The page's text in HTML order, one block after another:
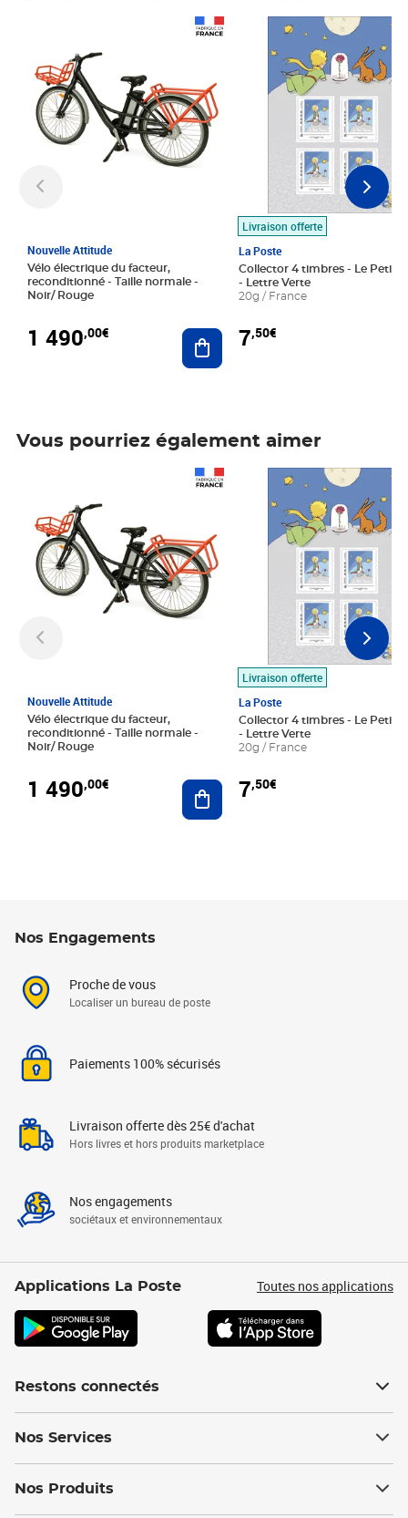
Nouvelle Attitude
Vélo électrique du facteur,
reconditionné - Taille normale -
Noir/ Rouge
1 490,00€ Ajouter au panier
Livraison offerte
La Poste
Collector 4 timbres - Le Petit
- Lettre Verte
20g / France
7,50€
Prix 7,50€
Vous pourriez également aimer
Nouvelle Attitude
Vélo électrique du facteur,
reconditionné - Taille normale -
Noir/ Rouge
1 490,00€ Ajouter au panier
Livraison offerte
La Poste
Collector 4 timbres - Le Petit
- Lettre Verte
20g / France
7,50€
Prix 7,50€
Nos Engagements
Proche de vous
Localiser un bureau de poste
Paiements 100% sécurisés
Livraison offerte dès 25€ d'achat
Hors livres et hors produits marketplace
Nos engagements
sociétaux et environnementaux
Applications La Poste Toutes nos applications
Restons connectés
Nos Services
Nos Produits